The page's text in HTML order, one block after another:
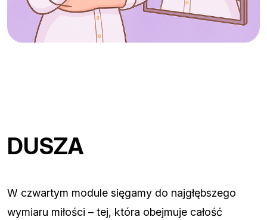
DUSZA
W czwartym module sięgamy do najgłębszego
wymiaru miłości – tej, która obejmuje całość